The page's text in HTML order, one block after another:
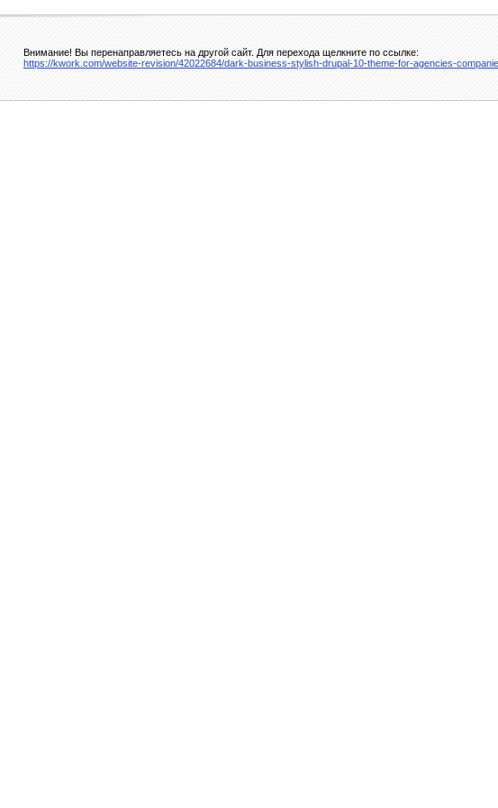
Внимание! Вы перенаправляетесь на другой сайт. Для перехода щелкните по ссылке:
https://kwork.com/website-revision/42022684/dark-business-stylish-drupal-10-theme-for-agencies-